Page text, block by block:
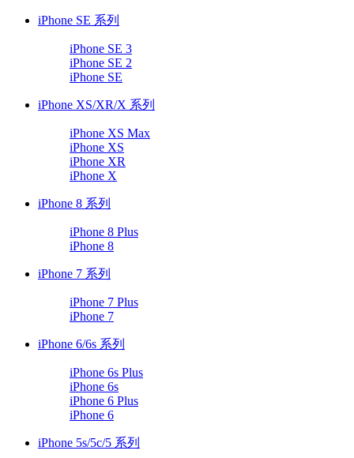
iPhone SE 系列
iPhone SE 3
iPhone SE 2
iPhone SE
iPhone XS/XR/X 系列
iPhone XS Max
iPhone XS
iPhone XR
iPhone X
iPhone 8 系列
iPhone 8 Plus
iPhone 8
iPhone 7 系列
iPhone 7 Plus
iPhone 7
iPhone 6/6s 系列
iPhone 6s Plus
iPhone 6s
iPhone 6 Plus
iPhone 6
iPhone 5s/5c/5 系列